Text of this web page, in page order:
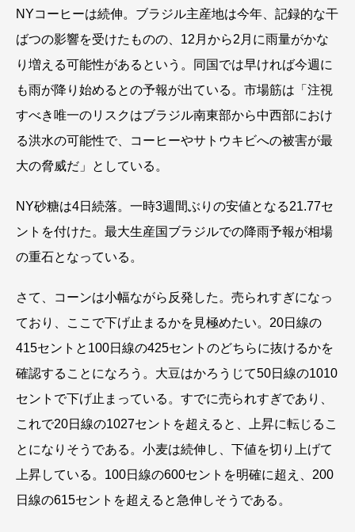
NYコーヒーは続伸。ブラジル主産地は今年、記録的な干
ばつの影響を受けたものの、12月から2月に雨量がかな
り増える可能性があるという。同国では早ければ今週に
も雨が降り始めるとの予報が出ている。市場筋は「注視
すべき唯一のリスクはブラジル南東部から中西部におけ
る洪水の可能性で、コーヒーやサトウキビへの被害が最
大の脅威だ」としている。
NY砂糖は4日続落。一時3週間ぶりの安値となる21.77セ
ントを付けた。最大生産国ブラジルでの降雨予報が相場
の重石となっている。
さて、コーンは小幅ながら反発した。売られすぎになっ
ており、ここで下げ止まるかを見極めたい。20日線の
415セントと100日線の425セントのどちらに抜けるかを
確認することになろう。大豆はかろうじて50日線の1010
セントで下げ止まっている。すでに売られすぎであり、
これで20日線の1027セントを超えると、上昇に転じるこ
とになりそうである。小麦は続伸し、下値を切り上げて
上昇している。100日線の600セントを明確に超え、200
日線の615セントを超えると急伸しそうである。